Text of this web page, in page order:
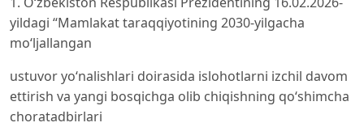
yildagi “Mamlakat taraqqiyotining 2030-yilgacha
moʻljallangan
ustuvor yoʻnalishlari doirasida islohotlarni izchil davom
ettirish va yangi bosqichga olib chiqishning qoʻshimcha
choratadbirlari